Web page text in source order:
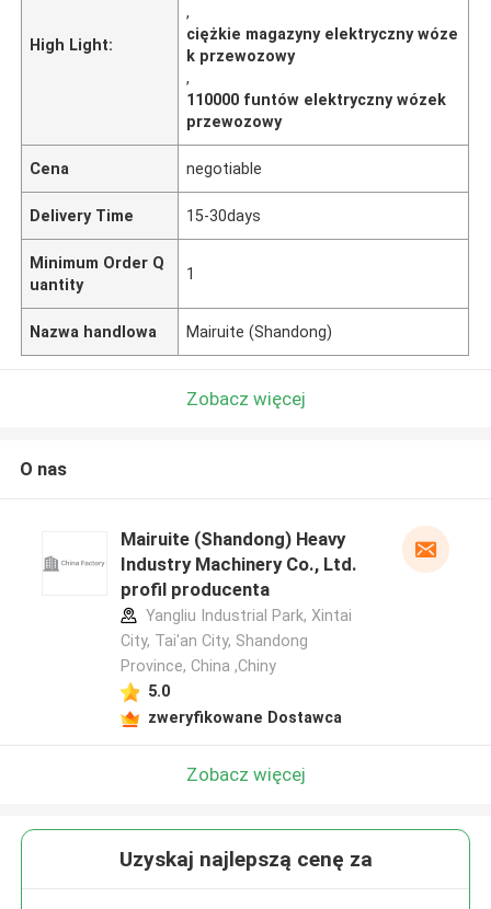
High Light:
,
ciężkie magazyny elektryczny wóze
k przewozowy
,
110000 funtów elektryczny wózek
przewozowy
Cena negotiable
Delivery Time 15-30days
Minimum Order Q
uantity
1
Nazwa handlowa Mairuite (Shandong)
Zobacz więcej
O nas
Mairuite (Shandong) Heavy
Industry Machinery Co., Ltd.
profil producenta
Yangliu Industrial Park, Xintai
City, Tai'an City, Shandong
Province, China ,Chiny
5.0
zweryfikowane Dostawca
Zobacz więcej
Uzyskaj najlepszą cenę za